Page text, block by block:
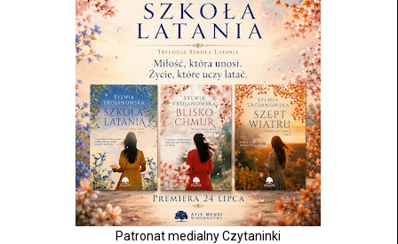
Patronat medialny Czytaninki